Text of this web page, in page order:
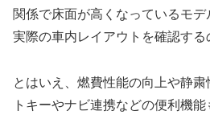
関係で床面が高くなっているモ
実際の車内レイアウトを確認する
とはいえ、燃費性能の向上や静
トキーやナビ連携などの便利機能